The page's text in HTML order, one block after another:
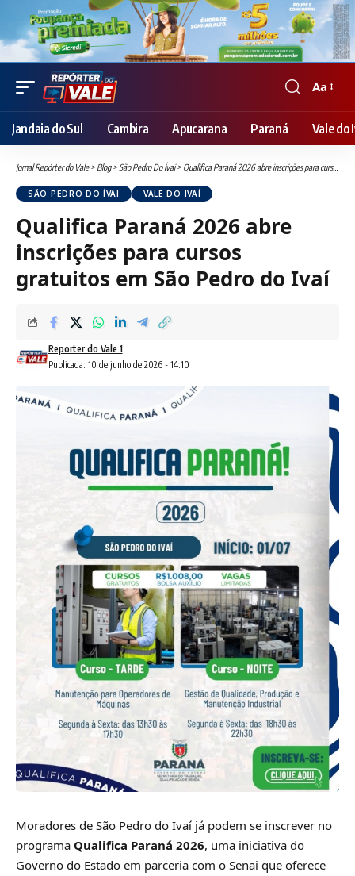
Font
Resizer
Aa
Jandaia do Sul Cambira Apucarana Paraná Vale do
Jornal Repórter do Vale> Blog> São Pedro Do Ívai> Qualifica Paraná 2026 abre inscrições para cursos gratuitos em São Pedro do Ivaí
SÃO PEDRO DO ÍVAI VALE DO IVAÍ
Qualifica Paraná 2026 abre
inscrições para cursos
gratuitos em São Pedro do Ivaí
Publicada: 10 de junho de 2026 - 14:10
Reporter do Vale 1
Moradores de São Pedro do Ivaí já podem se inscrever no
programa Qualifica Paraná 2026, uma iniciativa do
Governo do Estado em parceria com o Senai que oferece